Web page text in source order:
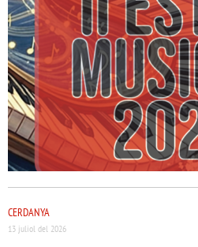
CERDANYA
13 juliol del 2026